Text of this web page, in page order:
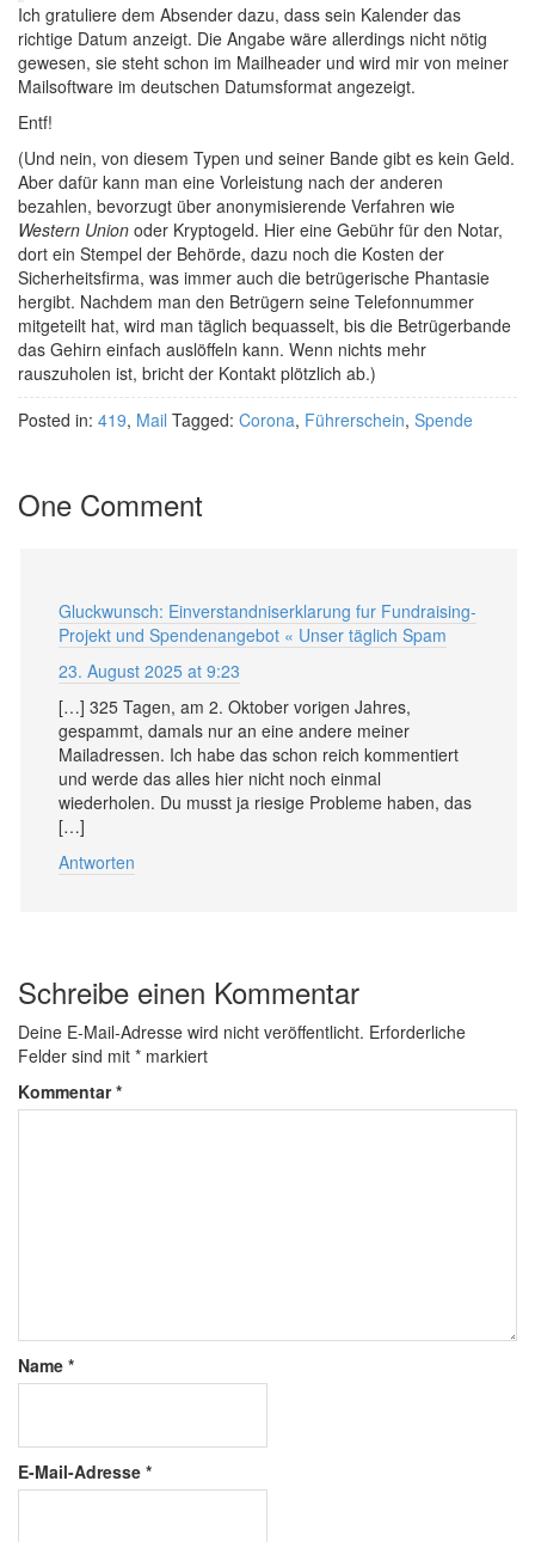
Ich gratuliere dem Absender dazu, dass sein Kalender das
richtige Datum anzeigt. Die Angabe wäre allerdings nicht nötig
gewesen, sie steht schon im Mailheader und wird mir von meiner
Mailsoftware im deutschen Datumsformat angezeigt.
Entf!
(Und nein, von diesem Typen und seiner Bande gibt es kein Geld.
Aber dafür kann man eine Vorleistung nach der anderen
bezahlen, bevorzugt über anonymisierende Verfahren wie
Western Union oder Kryptogeld. Hier eine Gebühr für den Notar,
dort ein Stempel der Behörde, dazu noch die Kosten der
Sicherheitsfirma, was immer auch die betrügerische Phantasie
hergibt. Nachdem man den Betrügern seine Telefonnummer
mitgeteilt hat, wird man täglich bequasselt, bis die Betrügerbande
das Gehirn einfach auslöffeln kann. Wenn nichts mehr
rauszuholen ist, bricht der Kontakt plötzlich ab.)
Posted in: 419, Mail Tagged: Corona, Führerschein, Spende
One Comment
Gluckwunsch: Einverstandniserklarung fur Fundraising-
Projekt und Spendenangebot « Unser täglich Spam
23. August 2025 at 9:23
[…] 325 Tagen, am 2. Oktober vorigen Jahres,
gespammt, damals nur an eine andere meiner
Mailadressen. Ich habe das schon reich kommentiert
und werde das alles hier nicht noch einmal
wiederholen. Du musst ja riesige Probleme haben, das
[…]
Antworten
Schreibe einen Kommentar
Deine E-Mail-Adresse wird nicht veröffentlicht. Erforderliche
Felder sind mit * markiert
Kommentar*
Name *
E-Mail-Adresse *